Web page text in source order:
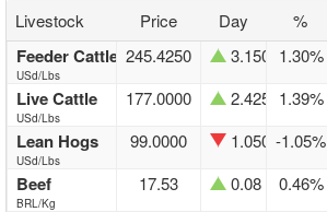
Livestock Price Day %
Feeder Cattle
USd/Lbs
245.4250 3.1500 1.30%
Live Cattle
USd/Lbs
177.0000 2.4250 1.39%
Lean Hogs
USd/Lbs
99.0000 1.0500-1.05%
Beef
BRL/Kg
17.53 0.08 0.46%